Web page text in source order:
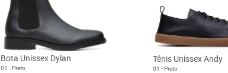
Bota Unissex Dylan
01 - Preto
Tênis Unissex Andy
01 - Preto